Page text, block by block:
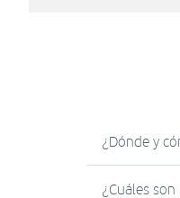
¿Dónde y
¿Cuáles